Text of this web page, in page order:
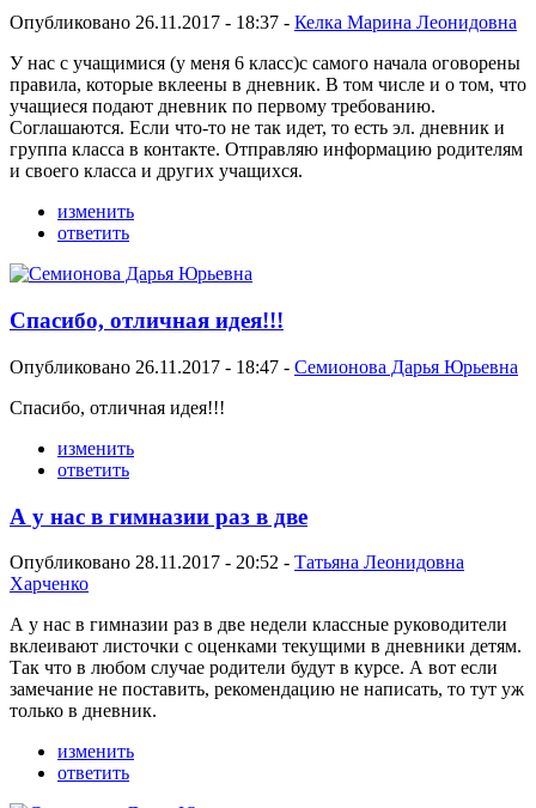
Опубликовано 26.11.2017 - 18:37 - Келка Марина Леонидовна
У нас с учащимися (у меня 6 класс)с самого начала оговорены
правила, которые вклеены в дневник. В том числе и о том, что
учащиеся подают дневник по первому требованию.
Соглашаются. Если что-то не так идет, то есть эл. дневник и
группа класса в контакте. Отправляю информацию родителям
и своего класса и других учащихся.
изменить
ответить
Спасибо, отличная идея!!!
Опубликовано 26.11.2017 - 18:47 - Семионова Дарья Юрьевна
Спасибо, отличная идея!!!
изменить
ответить
А у нас в гимназии раз в две
Опубликовано 28.11.2017 - 20:52 - Татьяна Леонидовна
Харченко
А у нас в гимназии раз в две недели классные руководители
вклеивают листочки с оценками текущими в дневники детям.
Так что в любом случае родители будут в курсе. А вот если
замечание не поставить, рекомендацию не написать, то тут уж
только в дневник.
изменить
ответить